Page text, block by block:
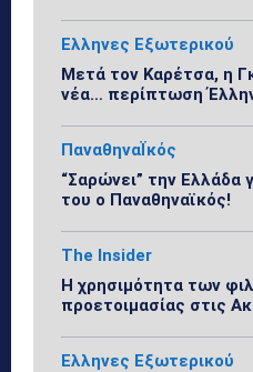
Ελληνες Εξωτερικού
Μετά τον Καρέτσα, η
νέα… περίπτωση
ΠαναθηναΪκός
“Σαρώνει” την Ελλάδα
του ο Παναθηναϊκός!
The Insider
Η χρησιμότητα των
προετοιμασίας στις
Ελληνες Εξωτερικού